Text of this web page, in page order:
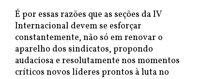
É por essas razões que as seções da IV
Internacional devem se esforçar
constantemente, não só em renovar o
aparelho dos sindicatos, propondo
audaciosa e resolutamente nos momentos
críticos novos líderes prontos à luta no